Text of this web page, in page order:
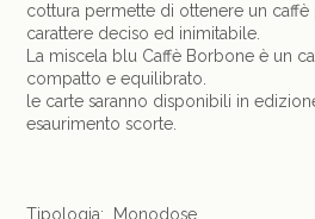
cottura permette di ottenere un
carattere deciso ed inimitabile.
La miscela blu Caffè Borbone è un
compatto e equilibrato.
le carte saranno disponibili in
esaurimento scorte.
Tipologia: Monodose